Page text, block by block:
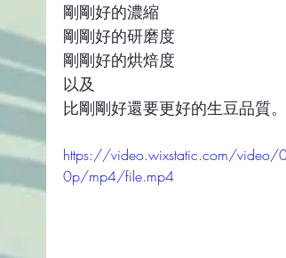
剛剛好的濃縮
剛剛好的研磨度
剛剛好的烘焙度
以及
比剛剛好還要更好的生豆品質。
https://video.wixstatic.com/
0p/mp4/file.mp4